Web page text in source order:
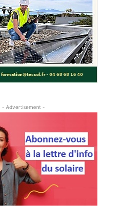
- Advertisement -